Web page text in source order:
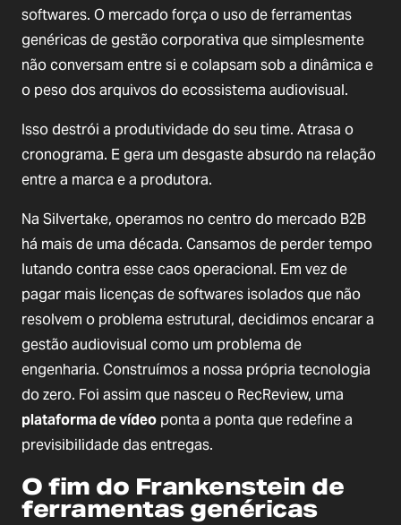
softwares. O mercado força o uso de ferramentas
genéricas de gestão corporativa que simplesmente
não conversam entre si e colapsam sob a dinâmica e
o peso dos arquivos do ecossistema audiovisual.
Isso destrói a produtividade do seu time. Atrasa o
cronograma. E gera um desgaste absurdo na relação
entre a marca e a produtora.
Na Silvertake, operamos no centro do mercado B2B
há mais de uma década. Cansamos de perder tempo
lutando contra esse caos operacional. Em vez de
pagar mais licenças de softwares isolados que não
resolvem o problema estrutural, decidimos encarar a
gestão audiovisual como um problema de
engenharia. Construímos a nossa própria tecnologia
do zero. Foi assim que nasceu o RecReview, uma
plataforma de vídeo ponta a ponta que redefine a
previsibilidade das entregas.
O fim do Frankenstein de
ferramentas genéricas